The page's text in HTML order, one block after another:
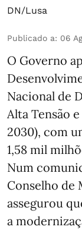
DN/Lusa
Publicado a: 06
O Governo
Nacional de
Alta Tensão
2030), com
1,58 mil
Num
Conselho de
assegurou
a